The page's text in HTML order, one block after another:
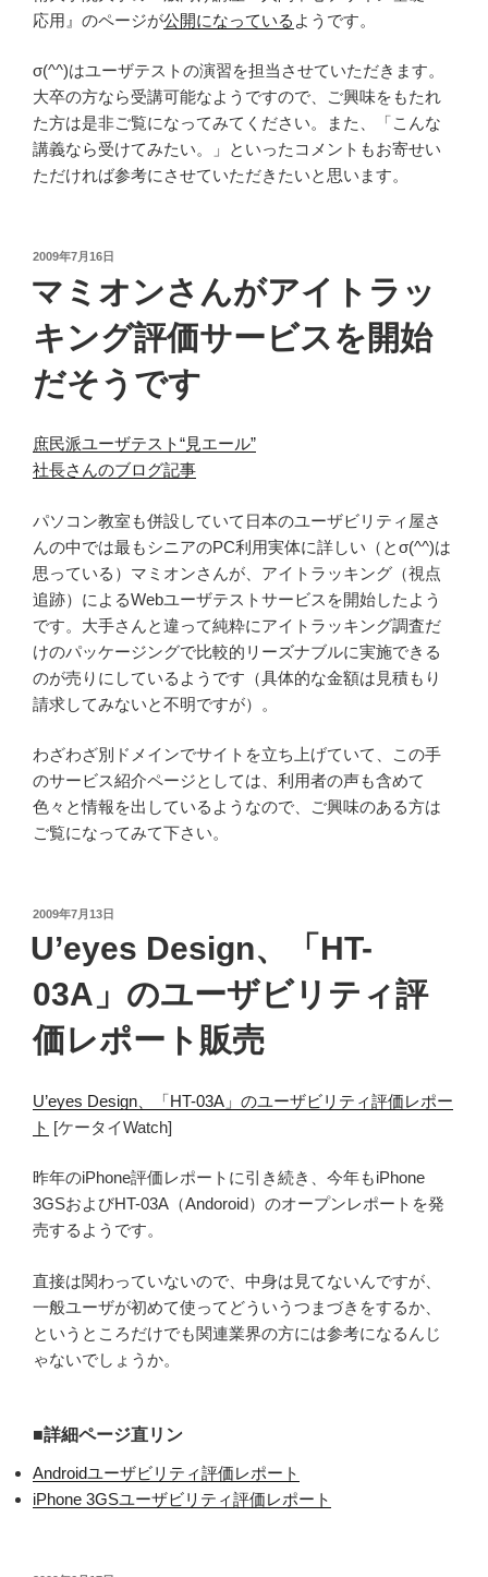
応用』のページが公開になっている ようです。
σ(^^)はユーザテストの演習を担当させていただきます。
大卒の方なら受講可能なようですので、ご興味をもたれ
た方は是非ご覧になってみてください。また、「こんな
講義なら受けてみたい。」といったコメントもお寄せい
ただければ参考にさせていただきたいと思います。
投
日:
2009年7月16日
マミオンさんがアイトラッ
キング評価サービスを開始
だそうです
庶民派ユーザテスト“見エール”
社長さんのブログ記事
パソコン教室も併設していて日本のユーザビリティ屋さ
んの中では最もシニアのPC利用実体に詳しい（とσ(^^)は
思っている）マミオンさんが、アイトラッキング（視点
追跡）によるWebユーザテストサービスを開始したよう
です。大手さんと違って純粋にアイトラッキング調査だ
けのパッケージングで比較的リーズナブルに実施できる
のが売りにしているようです（具体的な金額は見積もり
請求してみないと不明ですが）。
わざわざ別ドメインでサイトを立ち上げていて、この手
のサービス紹介ページとしては、利用者の声も含めて
色々と情報を出しているようなので、ご興味のある方は
ご覧になってみて下さい。
投
日:
2009年7月13日
U’eyes Design、「HT-
03A」のユーザビリティ評
価レポート販売
U’eyes Design、「HT-03A」のユーザビリティ評価レポー
ト [ケータイWatch]
昨年のiPhone評価レポートに引き続き、今年もiPhone
3GSおよびHT-03A（Andoroid）のオープンレポートを発
売するようです。
直接は関わっていないので、中身は見てないんですが、
一般ユーザが初めて使ってどういうつまづきをするか、
というところだけでも関連業界の方には参考になるんじ
ゃないでしょうか。
■詳細ページ直リン
Androidユーザビリティ評価レポート
iPhone 3GSユーザビリティ評価レポート